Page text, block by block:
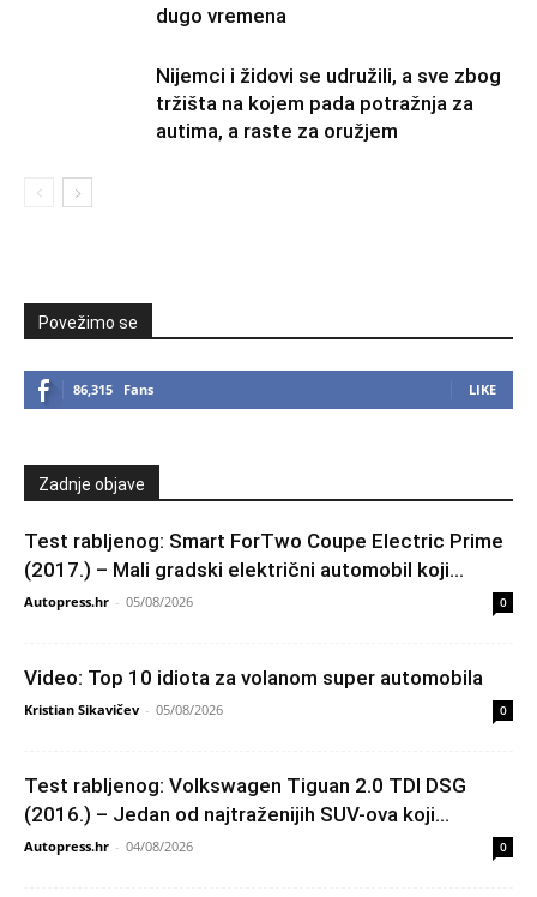
dugo vremena
Nijemci i židovi se udružili, a sve zbog
tržišta na kojem pada potražnja za
autima, a raste za oružjem
Povežimo se
86,315 Fans LIKE
Zadnje objave
Test rabljenog: Smart ForTwo Coupe Electric Prime
(2017.) – Mali gradski električni automobil koji...
Autopress.hr - 05/08/2026 0
Video: Top 10 idiota za volanom super automobila
Kristian Sikavičev - 05/08/2026 0
Test rabljenog: Volkswagen Tiguan 2.0 TDI DSG
(2016.) – Jedan od najtraženijih SUV-ova koji...
Autopress.hr - 04/08/2026 0